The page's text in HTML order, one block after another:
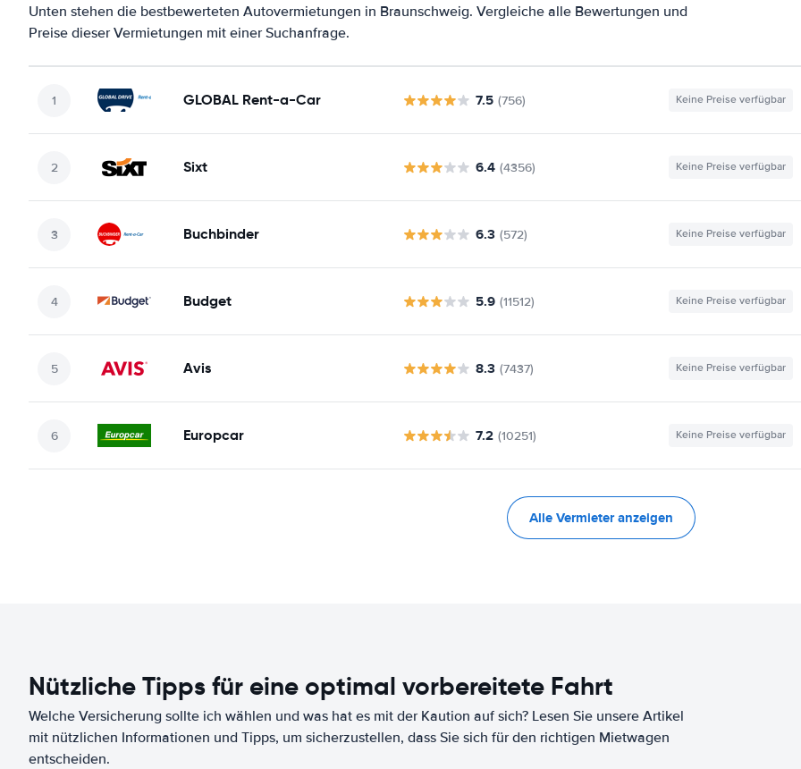
Unten stehen die bestbewerteten Autovermietungen in Braunschweig. Vergleiche alle Bewertungen und
Preise dieser Vermietungen mit einer Suchanfrage.
GLOBAL Rent-a-Car 7.5 (756) Keine Preise verfügbar
Sixt 6.4 (4356) Keine Preise verfügbar
Buchbinder 6.3 (572) Keine Preise verfügbar
Budget 5.9 (11512) Keine Preise verfügbar
Avis 8.3 (7437) Keine Preise verfügbar
Europcar 7.2 (10251) Keine Preise verfügbar
Alle Vermieter anzeigen
Nützliche Tipps für eine optimal vorbereitete Fahrt
Welche Versicherung sollte ich wählen und was hat es mit der Kaution auf sich? Lesen Sie unsere Artikel
mit nützlichen Informationen und Tipps, um sicherzustellen, dass Sie sich für den richtigen Mietwagen
entscheiden.